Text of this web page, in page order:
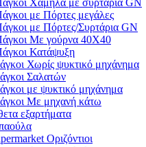
Χαμηλά με συρτάρια GN
με Πόρτες μεγάλες
με Πόρτες/Συρτάρια GN
Με γούρνα 40Χ40
Κατάψυξη
Χωρίς ψυκτικό μηχάνημα
Σαλατών
με ψυκτικό μηχάνημα
Με μηχανή κάτω
εξαρτήματα
Οριζόντιοι